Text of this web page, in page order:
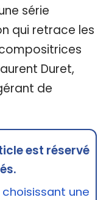
série
qui retrace les
Duret,
de
est réservé
une